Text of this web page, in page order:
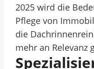
2025 wird die
Pflege von
die
mehr an Relevanz